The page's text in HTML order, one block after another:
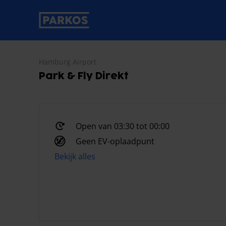
label-voor-primaire-navigatie
Hamburg Airport
Park & Fly Direkt
Open van 03:30 tot 00:00
Geen EV-oplaadpunt
Bekijk alles